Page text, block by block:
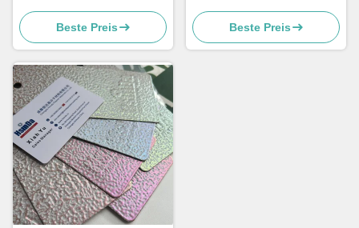
Pulverbeschichtung mit 500
Stunden Salzsprühnebel-
und 1000 Stunden
Feuchtigkeitsbeständigkeit
Beste Preis
durchschnittlicher
Partikelgröße von 32-42 μm
und spezifischer Schwerkraft
Beste Preis